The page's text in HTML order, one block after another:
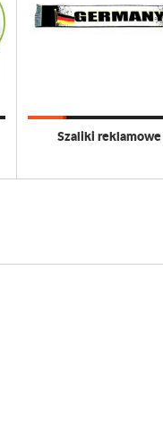
Szaliki reklamowe